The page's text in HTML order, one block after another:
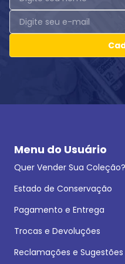
Menu do Usuário
Quer Vender Sua Coleção?
Estado de Conservação
Pagamento e Entrega
Trocas e Devoluções
Reclamações e Sugestões